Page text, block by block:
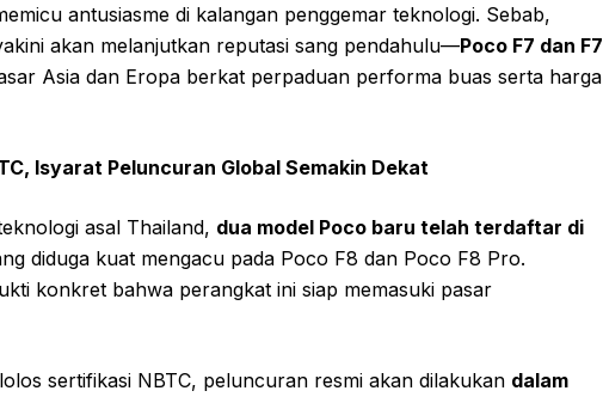
antusiasme di kalangan penggemar teknologi. Sebab,
akan melanjutkan reputasi sang pendahulu—Poco F7 dan F7
Asia dan Eropa berkat perpaduan performa buas serta harga
Isyarat Peluncuran Global Semakin Dekat
asal Thailand, dua model Poco baru telah terdaftar di
diduga kuat mengacu pada Poco F8 dan Poco F8 Pro.
konkret bahwa perangkat ini siap memasuki pasar
sertifikasi NBTC, peluncuran resmi akan dilakukan dalam